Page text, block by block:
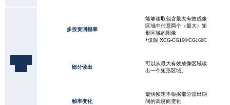
多投资回报率
能够读取包含最大有效成像
区域中任意两个（最大）矩
形区域的图像
*仅限 XCG-CG160/CG160C
部分读出
可以从最大有效成像区域读
出一个矩形区域。
帧率变化
最快帧速率根据部分读出期
间的高度而变化